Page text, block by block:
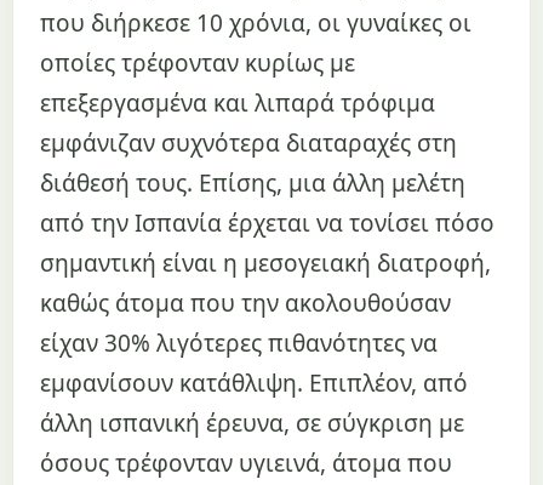
που διήρκεσε 10 χρόνια, οι γυναίκες οι
οποίες τρέφονταν κυρίως με
επεξεργασμένα και λιπαρά τρόφιμα
εμφάνιζαν συχνότερα διαταραχές στη
διάθεσή τους. Επίσης, μια άλλη μελέτη
από την Ισπανία έρχεται να τονίσει πόσο
σημαντική είναι η μεσογειακή διατροφή,
καθώς άτομα που την ακολουθούσαν
είχαν 30% λιγότερες πιθανότητες να
εμφανίσουν κατάθλιψη. Επιπλέον, από
άλλη ισπανική έρευνα, σε σύγκριση με
όσους τρέφονταν υγιεινά, άτομα που